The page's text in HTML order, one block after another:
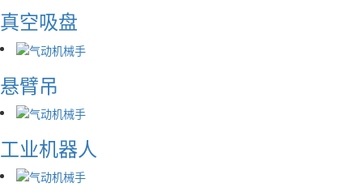
真空吸盘
悬臂吊
工业机器人